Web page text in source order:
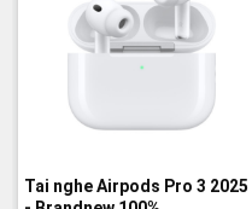
Tai nghe Airpods Pro 3 2025